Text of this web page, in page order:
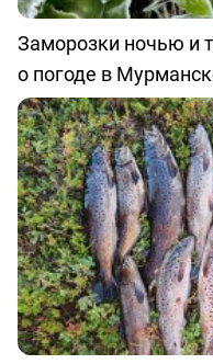
Заморозки ночью и
о погоде в